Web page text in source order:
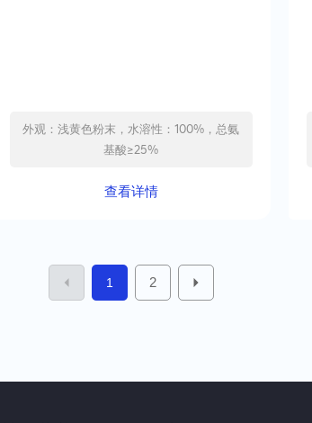
外观：浅黄色粉末，水溶性：100%，总氨
基酸≥25%
查看详情
1 2